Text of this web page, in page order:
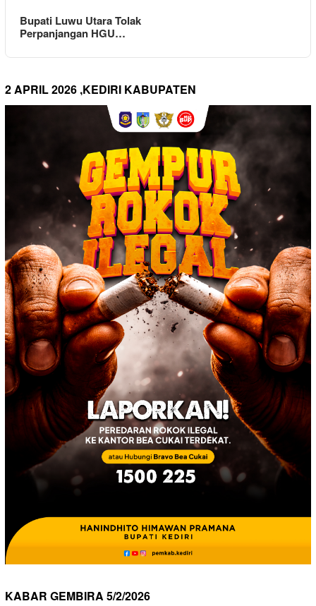
Bupati Luwu Utara Tolak
Perpanjangan HGU…
2 APRIL 2026 ,KEDIRI KABUPATEN
KABAR GEMBIRA 5/2/2026